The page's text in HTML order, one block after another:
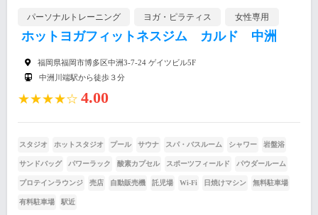
パーソナルトレーニング ヨガ・ピラティス 女性専用
ホットヨガフィットネスジム カルド 中洲
福岡県福岡市博多区中洲3-7-24 ゲイツビル5F
中洲川端駅から徒歩３分
★★★★☆ 4.00
スタジオ ホットスタジオ プール サウナ スパ・バスルーム シャワー 岩盤浴
サンドバッグ パワーラック 酸素カプセル スポーツフィールド パウダールーム
プロテインラウンジ 売店 自動販売機 託児場 Wi-Fi 日焼けマシン 無料駐車場
有料駐車場 駅近